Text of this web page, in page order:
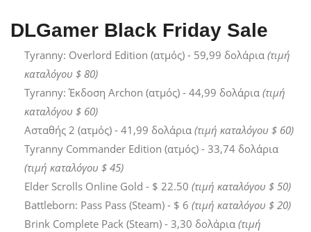
DLGamer Black Friday Sale
Tyranny: Overlord Edition (ατμός) - 59,99 δολάρια (τιμή
καταλόγου $ 80)
Tyranny: Έκδοση Archon (ατμός) - 44,99 δολάρια (τιμή
καταλόγου $ 60)
Ασταθής 2 (ατμός) - 41,99 δολάρια (τιμή καταλόγου $ 60)
Tyranny Commander Edition (ατμός) - 33,74 δολάρια
(τιμή καταλόγου $ 45)
Elder Scrolls Online Gold - $ 22.50 (τιμή καταλόγου $ 50)
Battleborn: Pass Pass (Steam) - $ 6 (τιμή καταλόγου $ 20)
Brink Complete Pack (Steam) - 3,30 δολάρια (τιμή